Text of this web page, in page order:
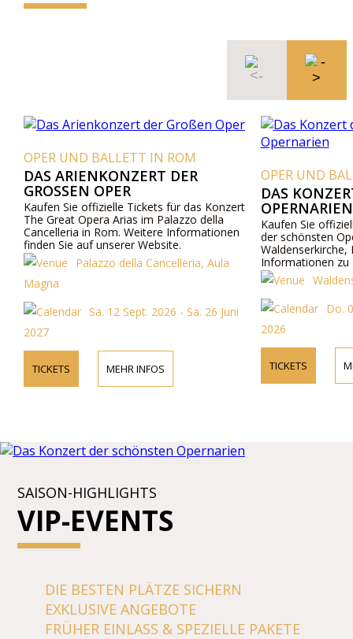
OPER UND BALLETT IN ROM
DAS ARIENKONZERT DER
GROSSEN OPER
Kaufen Sie offizielle Tickets für das Konzert
The Great Opera Arias im Palazzo della
Cancelleria in Rom. Weitere Informationen
finden Sie auf unserer Website.
Palazzo della Cancelleria, Aula
Magna
Sa. 12 Sept. 2026 - Sa. 26 Juni
2027
TICKETS MEHR INFOS
OPER UND
DAS
OPERNARIEN
Kaufen Sie
der schönsten
Waldenserkirche,
Informationen zu
Ticketpreisen
Website oder
Do.
2026
TICKETS
SAISON-HIGHLIGHTS
VIP-EVENTS
DIE BESTEN PLÄTZE SICHERN
EXKLUSIVE ANGEBOTE
FRÜHER EINLASS & SPEZIELLE PAKETE